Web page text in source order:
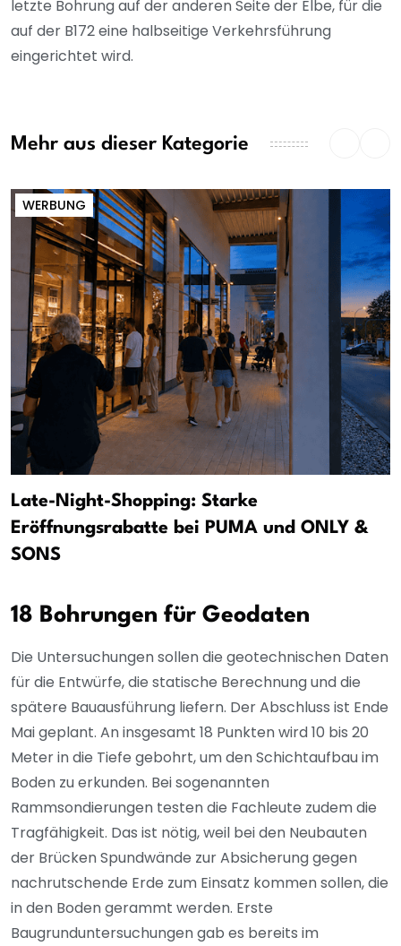
letzte Bohrung auf der anderen Seite der Elbe, für die
auf der B172 eine halbseitige Verkehrsführung
eingerichtet wird.
Mehr aus dieser Kategorie
WERBUNG
Late-Night-Shopping: Starke
Eröffnungsrabatte bei PUMA und ONLY &
SONS
18 Bohrungen für Geodaten
Die Untersuchungen sollen die geotechnischen Daten
für die Entwürfe, die statische Berechnung und die
spätere Bauausführung liefern. Der Abschluss ist Ende
Mai geplant. An insgesamt 18 Punkten wird 10 bis 20
Meter in die Tiefe gebohrt, um den Schichtaufbau im
Boden zu erkunden. Bei sogenannten
Rammsondierungen testen die Fachleute zudem die
Tragfähigkeit. Das ist nötig, weil bei den Neubauten
der Brücken Spundwände zur Absicherung gegen
nachrutschende Erde zum Einsatz kommen sollen, die
in den Boden gerammt werden. Erste
Baugrunduntersuchungen gab es bereits im